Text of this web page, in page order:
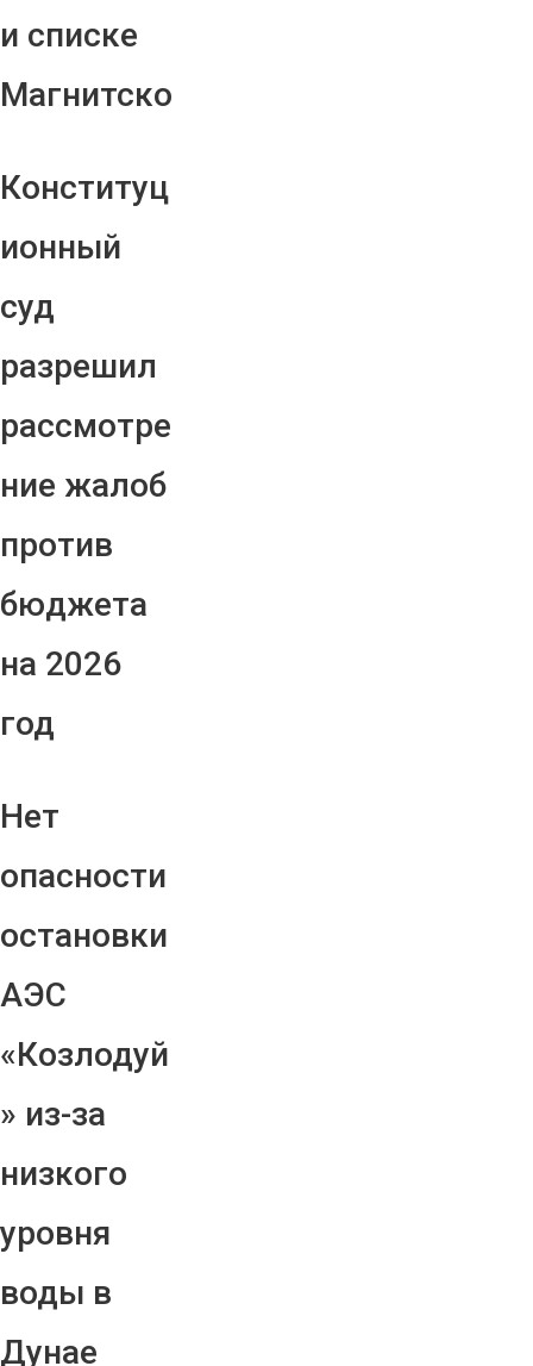
и списке
Магнитско
Конституц
ионный
суд
разрешил
рассмотре
ние жалоб
против
бюджета
на 2026
год
Нет
опасности
остановки
АЭС
«Козлодуй
» из-за
низкого
уровня
воды в
Дунае